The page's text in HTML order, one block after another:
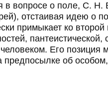
в вопросе о поле, С. Н.
отстаивая идею о
примыкает ко второй
Его позиция
предпосылке об